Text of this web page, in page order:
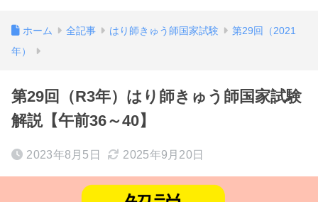
ホーム 全記事 はり師きゅう師国家試験
第29回（2021
年）
第29回（R3年）はり師きゅう師国家試験
解説【午前36～40】
2023年8月5日 2025年9月20日